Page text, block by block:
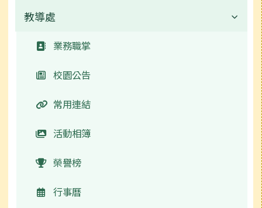
業務職掌
常用連結
教導處
業務職掌
校園公告
常用連結
活動相簿
榮譽榜
行事曆